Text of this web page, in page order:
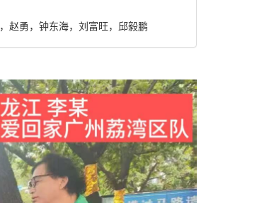
，赵勇，钟东海，刘富旺，邱毅鹏